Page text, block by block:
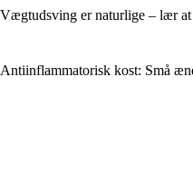
Vægtudsving er naturlige – lær
Antiinflammatorisk kost: Små